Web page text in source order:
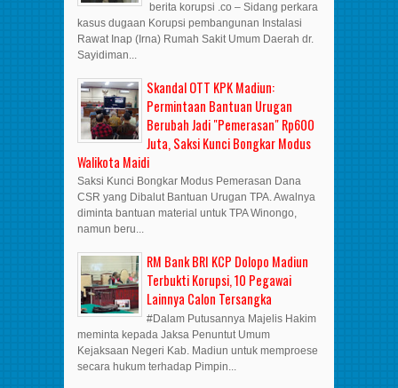
berita korupsi .co – Sidang perkara
kasus dugaan Korupsi pembangunan Instalasi
Rawat Inap (Irna) Rumah Sakit Umum Daerah dr.
Sayidiman...
Skandal OTT KPK Madiun:
Permintaan Bantuan Urugan
Berubah Jadi "Pemerasan" Rp600
Juta, Saksi Kunci Bongkar Modus
Walikota Maidi
Saksi Kunci Bongkar Modus Pemerasan Dana
CSR yang Dibalut Bantuan Urugan TPA. Awalnya
diminta bantuan material untuk TPA Winongo,
namun beru...
RM Bank BRI KCP Dolopo Madiun
Terbukti Korupsi, 10 Pegawai
Lainnya Calon Tersangka
#Dalam Putusannya Majelis Hakim
meminta kepada Jaksa Penuntut Umum
Kejaksaan Negeri Kab. Madiun untuk memproese
secara hukum terhadap Pimpin...